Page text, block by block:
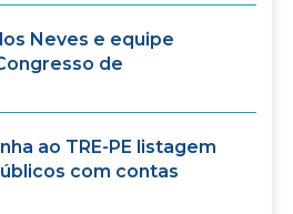
Neves e equipe
de
ao TRE-PE listagem
com contas